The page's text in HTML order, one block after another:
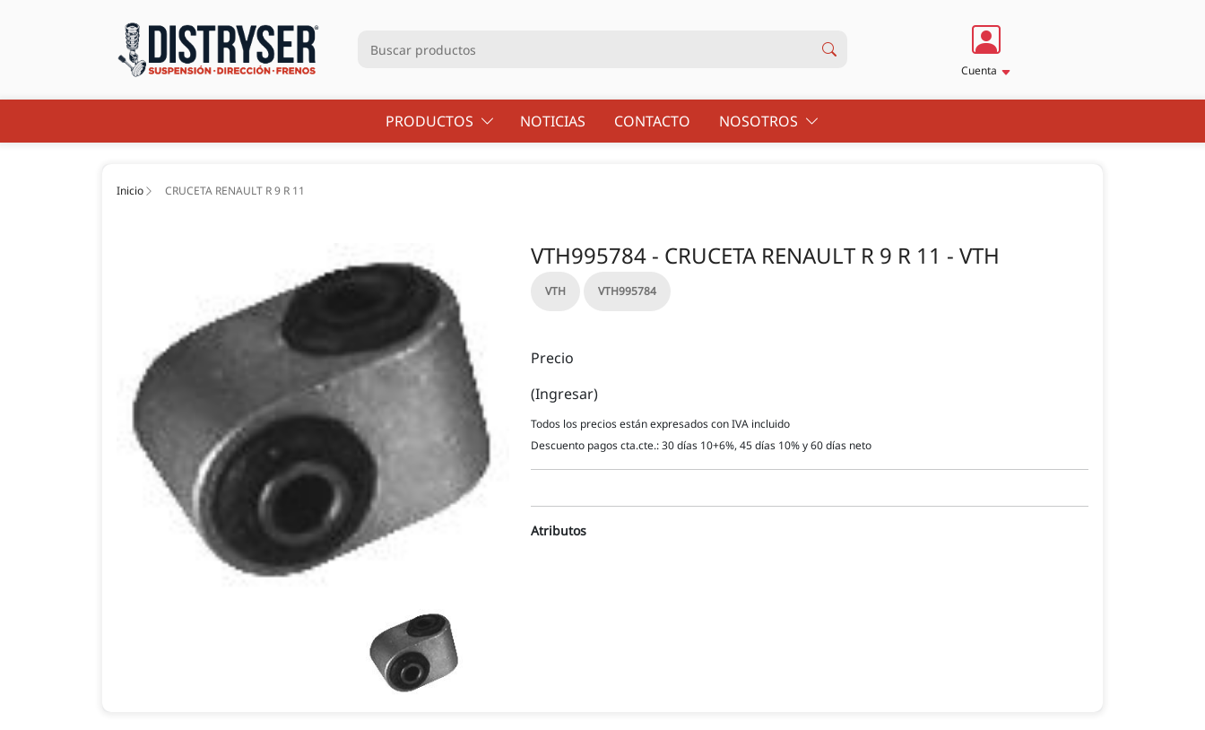
Cuenta
PRODUCTOS NOTICIAS CONTACTO NOSOTROS
Inicio CRUCETA RENAULT R 9 R 11
VTH995784 - CRUCETA RENAULT R 9 R 11 - VTH
VTH VTH995784
Precio
(Ingresar)
Todos los precios están expresados con IVA incluido
Descuento pagos cta.cte.: 30 días 10+6%, 45 días 10% y 60 días neto
Atributos